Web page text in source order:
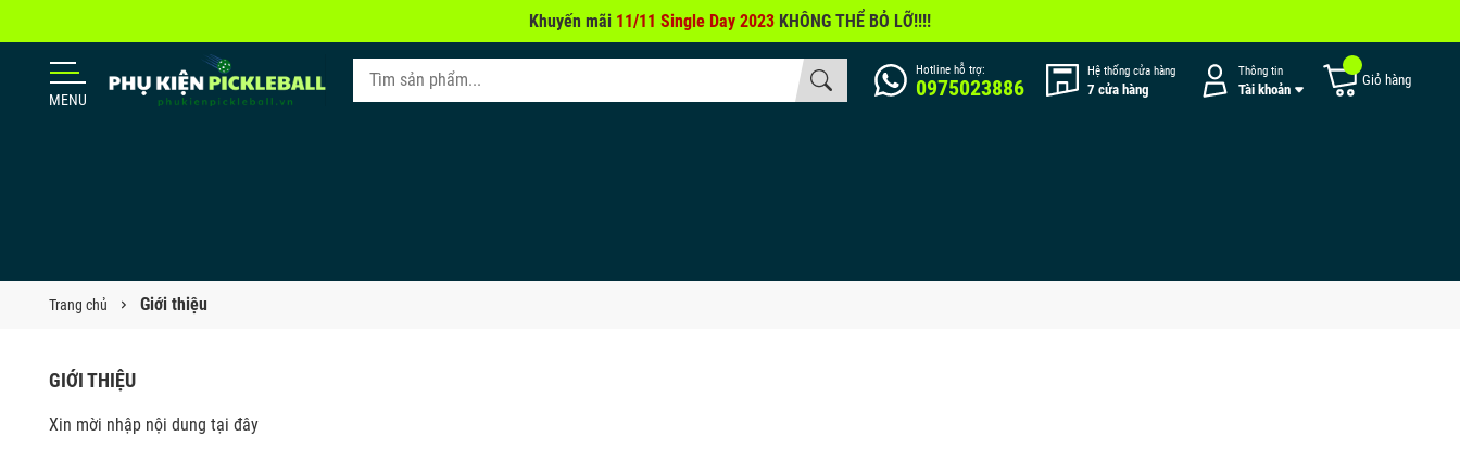
Khuyến mãi 11/11 Single Day 2023 KHÔNG THỂ BỎ LỠ!!!!
MENU
Hotline hỗ trợ:
0975023886
Hệ thống cửa hàng
7 cửa hàng
Thông tin
Tài khoản
Giỏ hàng
Trang chủ Giới thiệu
GIỚI THIỆU
Xin mời nhập nội dung tại đây